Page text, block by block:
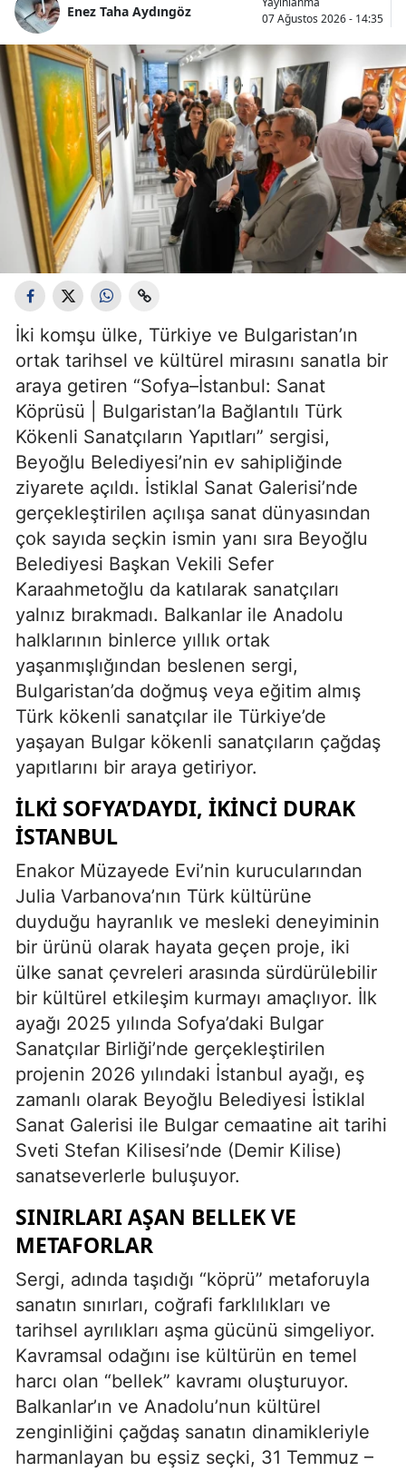
Enez Taha Aydıngöz
07 Ağustos 2026 - 14:35
İki komşu ülke, Türkiye ve Bulgaristan’ın
ortak tarihsel ve kültürel mirasını sanatla bir
araya getiren “Sofya–İstanbul: Sanat
Köprüsü | Bulgaristan’la Bağlantılı Türk
Kökenli Sanatçıların Yapıtları” sergisi,
Beyoğlu Belediyesi’nin ev sahipliğinde
ziyarete açıldı. İstiklal Sanat Galerisi’nde
gerçekleştirilen açılışa sanat dünyasından
çok sayıda seçkin ismin yanı sıra Beyoğlu
Belediyesi Başkan Vekili Sefer
Karaahmetoğlu da katılarak sanatçıları
yalnız bırakmadı. Balkanlar ile Anadolu
halklarının binlerce yıllık ortak
yaşanmışlığından beslenen sergi,
Bulgaristan’da doğmuş veya eğitim almış
Türk kökenli sanatçılar ile Türkiye’de
yaşayan Bulgar kökenli sanatçıların çağdaş
yapıtlarını bir araya getiriyor.
İLKİ SOFYA’DAYDI, İKİNCİ DURAK
İSTANBUL
Enakor Müzayede Evi’nin kurucularından
Julia Varbanova’nın Türk kültürüne
duyduğu hayranlık ve mesleki deneyiminin
bir ürünü olarak hayata geçen proje, iki
ülke sanat çevreleri arasında sürdürülebilir
bir kültürel etkileşim kurmayı amaçlıyor. İlk
ayağı 2025 yılında Sofya’daki Bulgar
Sanatçılar Birliği’nde gerçekleştirilen
projenin 2026 yılındaki İstanbul ayağı, eş
zamanlı olarak Beyoğlu Belediyesi İstiklal
Sanat Galerisi ile Bulgar cemaatine ait tarihi
Sveti Stefan Kilisesi’nde (Demir Kilise)
sanatseverlerle buluşuyor.
SINIRLARI AŞAN BELLEK VE
METAFORLAR
Sergi, adında taşıdığı “köprü” metaforuyla
sanatın sınırları, coğrafi farklılıkları ve
tarihsel ayrılıkları aşma gücünü simgeliyor.
Kavramsal odağını ise kültürün en temel
harcı olan “bellek” kavramı oluşturuyor.
Balkanlar’ın ve Anadolu’nun kültürel
zenginliğini çağdaş sanatın dinamikleriyle
harmanlayan bu eşsiz seçki, 31 Temmuz –